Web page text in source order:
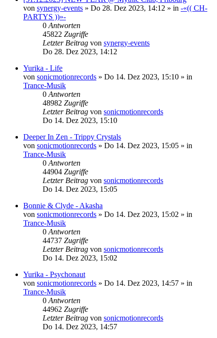
von synergy-events » Do 28. Dez 2023, 14:12 » in -«(( CH-
PARTYS ))»-
0 Antworten
45822 Zugriffe
Letzter Beitrag von synergy-events
Do 28. Dez 2023, 14:12
Yurika - Life
von sonicmotionrecords » Do 14. Dez 2023, 15:10 » in
Trance-Musik
0 Antworten
48982 Zugriffe
Letzter Beitrag von sonicmotionrecords
Do 14. Dez 2023, 15:10
Deeper In Zen - Trippy Crystals
von sonicmotionrecords » Do 14. Dez 2023, 15:05 » in
Trance-Musik
0 Antworten
44904 Zugriffe
Letzter Beitrag von sonicmotionrecords
Do 14. Dez 2023, 15:05
Bonnie & Clyde - Akasha
von sonicmotionrecords » Do 14. Dez 2023, 15:02 » in
Trance-Musik
0 Antworten
44737 Zugriffe
Letzter Beitrag von sonicmotionrecords
Do 14. Dez 2023, 15:02
Yurika - Psychonaut
von sonicmotionrecords » Do 14. Dez 2023, 14:57 » in
Trance-Musik
0 Antworten
44962 Zugriffe
Letzter Beitrag von sonicmotionrecords
Do 14. Dez 2023, 14:57